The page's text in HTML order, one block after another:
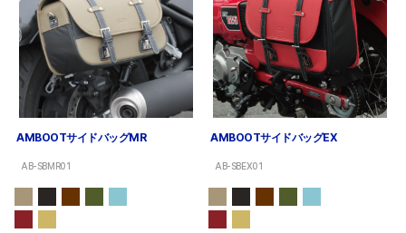
AMBOOTサイドバッグMR
AB-SBMR01
AMBOOTサイドバッグEX
AB-SBEX01